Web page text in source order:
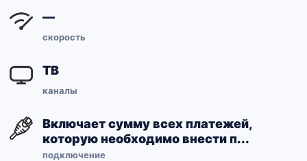
—
скорость
ТВ
каналы
Включает сумму всех платежей,
которую необходимо внести п...
подключение